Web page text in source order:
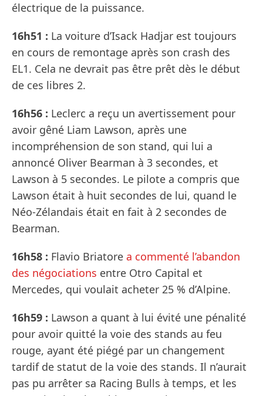
électrique de la puissance.
16h51 : La voiture d’Isack Hadjar est toujours
en cours de remontage après son crash des
EL1. Cela ne devrait pas être prêt dès le début
de ces libres 2.
16h56 : Leclerc a reçu un avertissement pour
avoir gêné Liam Lawson, après une
incompréhension de son stand, qui lui a
annoncé Oliver Bearman à 3 secondes, et
Lawson à 5 secondes. Le pilote a compris que
Lawson était à huit secondes de lui, quand le
Néo-Zélandais était en fait à 2 secondes de
Bearman.
16h58 : Flavio Briatore a commenté l’abandon
des négociations entre Otro Capital et
Mercedes, qui voulait acheter 25 % d’Alpine.
16h59 : Lawson a quant à lui évité une pénalité
pour avoir quitté la voie des stands au feu
rouge, ayant été piégé par un changement
tardif de statut de la voie des stands. Il n’aurait
pas pu arrêter sa Racing Bulls à temps, et les